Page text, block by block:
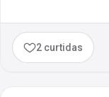
2 curtidas